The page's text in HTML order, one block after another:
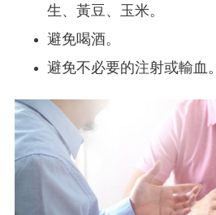
生、黃豆、玉米。
避免喝酒。
避免不必要的注射或輸血。